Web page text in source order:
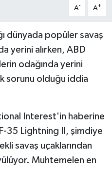
A- A+
dünyada popüler savaş
yerini alırken, ABD
odağında yerini
sorunu olduğu iddia
Interest'in haberine
35 Lightning II, şimdiye
savaş uçaklarından
Muhtemelen en